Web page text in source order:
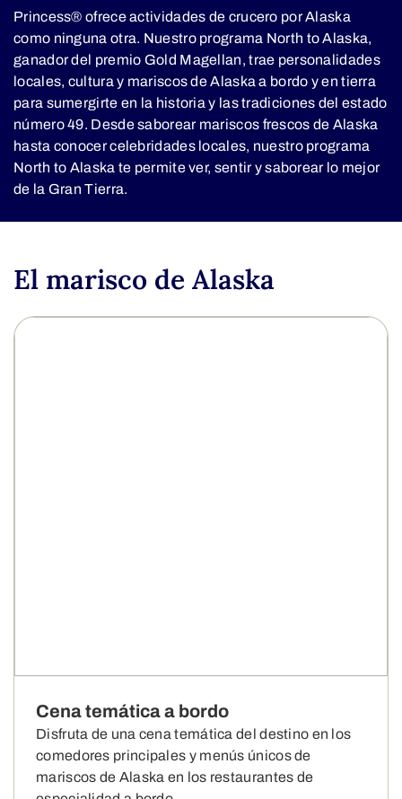
Princess® ofrece actividades de crucero por Alaska
como ninguna otra. Nuestro programa North to Alaska,
ganador del premio Gold Magellan, trae personalidades
locales, cultura y mariscos de Alaska a bordo y en tierra
para sumergirte en la historia y las tradiciones del estado
número 49. Desde saborear mariscos frescos de Alaska
hasta conocer celebridades locales, nuestro programa
North to Alaska te permite ver, sentir y saborear lo mejor
de la Gran Tierra.
El marisco de Alaska
Cena temática a bordo
Disfruta de una cena temática del destino en los
comedores principales y menús únicos de
mariscos de Alaska en los restaurantes de